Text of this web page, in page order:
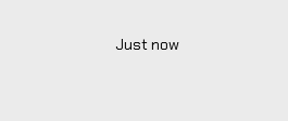
Just now